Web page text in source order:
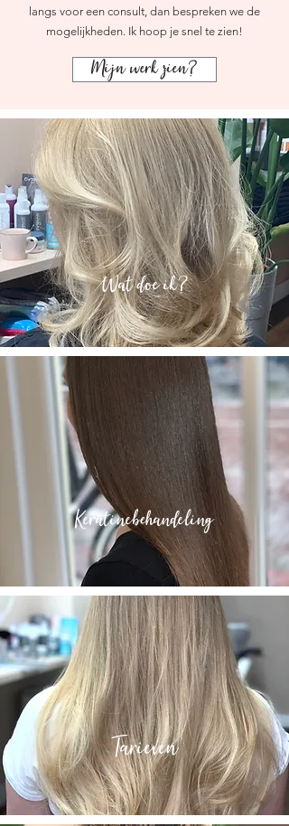
langs voor een consult, dan bespreken we de
mogelijkheden. Ik hoop je snel te zien!
Mijn werk zien?
Wat doe ik?
Keratinebehandeling
Tarieven